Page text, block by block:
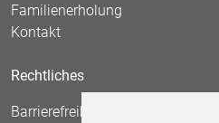
Familienerholung
Kontakt
Rechtliches
Barrierefreiheit